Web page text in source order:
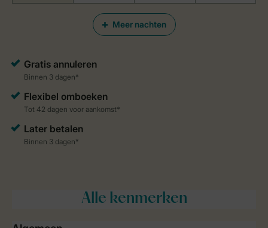
Meer nachten
Alle kenmerken